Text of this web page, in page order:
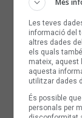
Més
Les teves
informació del
altres dades
els quals
mateix, aquest
aquesta
utilitzar dades
És possible
personals per